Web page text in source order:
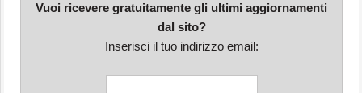
Vuoi ricevere gratuitamente gli ultimi aggiornamenti
dal sito?
Inserisci il tuo indirizzo email: